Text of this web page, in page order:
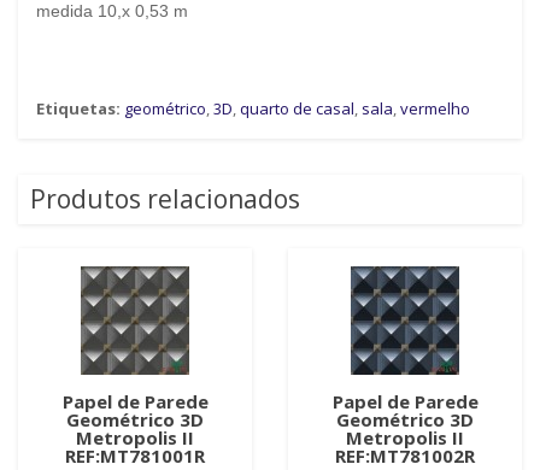
medida 10,x 0,53 m
Etiquetas: geométrico,3D,quarto de casal, sala,vermelho
Produtos relacionados
Papel de Parede
Geométrico 3D
Metropolis II
REF:MT781001R
Papel de Parede
Geométrico 3D
Metropolis II
REF:MT781002R